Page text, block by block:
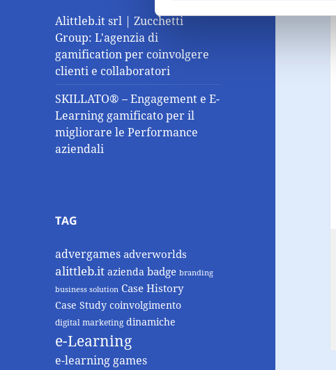
Alittleb.it srl | Zucchetti
Group: L'agenzia di
gamification per coinvolgere
clienti e collaboratori
SKILLATO® – Engagement e E-
Learning gamificato per il
migliorare le Performance
aziendali
TAG
advergames adverworlds
alittleb.it azienda badge branding
business solution Case History
Case Study coinvolgimento
digital marketing dinamiche
e-Learning
e-learning games